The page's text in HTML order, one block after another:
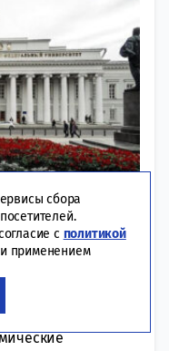
номинационного
в столицу
сбора
с политикой
и применением